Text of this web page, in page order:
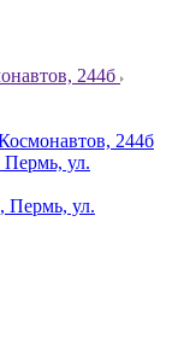
244б
244б
Пермь, ул.
Пермь, ул.